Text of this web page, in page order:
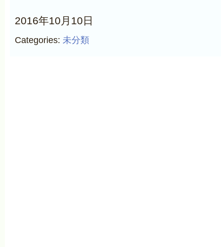
2016年10月10日
Categories: 未分類